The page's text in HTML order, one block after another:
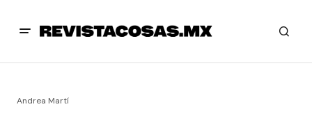
Andrea Martí